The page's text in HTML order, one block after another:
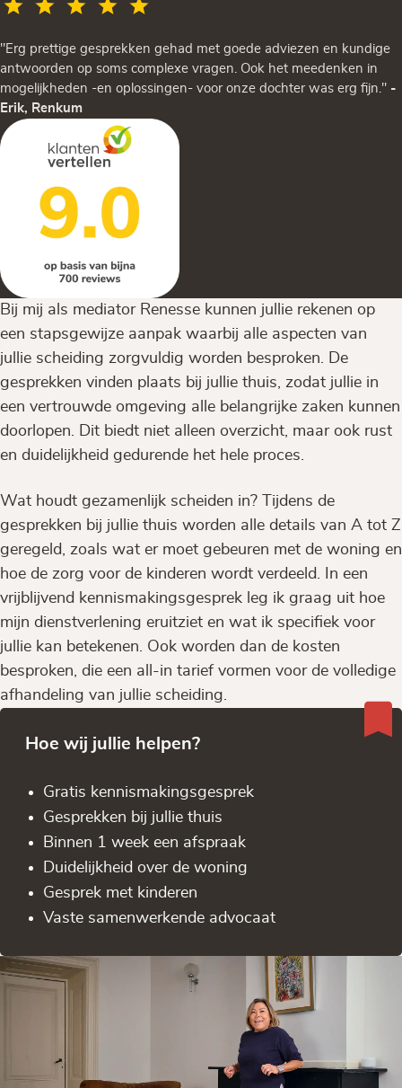
"Erg prettige gesprekken gehad met goede adviezen en kundige
antwoorden op soms complexe vragen. Ook het meedenken in
mogelijkheden -en oplossingen- voor onze dochter was erg fijn." -
Erik, Renkum
Bij mij als mediator Renesse kunnen jullie rekenen op
een stapsgewijze aanpak waarbij alle aspecten van
jullie scheiding zorgvuldig worden besproken. De
gesprekken vinden plaats bij jullie thuis, zodat jullie in
een vertrouwde omgeving alle belangrijke zaken kunnen
doorlopen. Dit biedt niet alleen overzicht, maar ook rust
en duidelijkheid gedurende het hele proces.
Wat houdt gezamenlijk scheiden in? Tijdens de
gesprekken bij jullie thuis worden alle details van A tot Z
geregeld, zoals wat er moet gebeuren met de woning en
hoe de zorg voor de kinderen wordt verdeeld. In een
vrijblijvend kennismakingsgesprek leg ik graag uit hoe
mijn dienstverlening eruitziet en wat ik specifiek voor
jullie kan betekenen. Ook worden dan de kosten
besproken, die een all-in tarief vormen voor de volledige
afhandeling van jullie scheiding.
Hoe wij jullie helpen?
Gratis kennis­makingsgesprek
Gesprekken bij jullie thuis
Binnen 1 week een afspraak
Duidelijkheid over de woning
Gesprek met kinderen
Vaste samenwerkende advocaat